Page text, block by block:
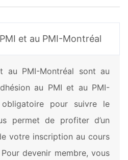
et au PMI-Montréal
au PMI-Montréal sont au
au PMI et au PMI-
obligatoire pour suivre le
permet de profiter d’un
votre inscription au cours
devenir membre, vous